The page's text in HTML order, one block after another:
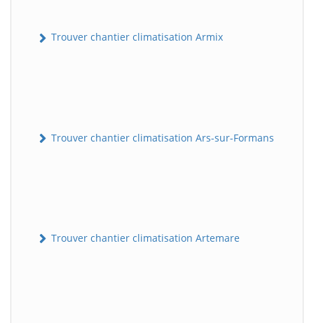
Trouver chantier climatisation Armix
Trouver chantier climatisation Ars-sur-Formans
Trouver chantier climatisation Artemare